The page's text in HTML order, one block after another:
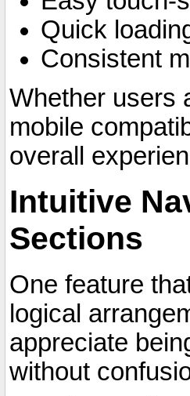
Quick
Consistent
Whether users
mobile
overall
Intuitive
Sections
One feature
logical
appreciate
without